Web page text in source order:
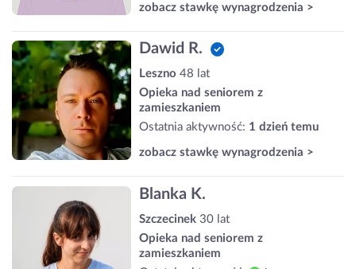
zobacz stawkę wynagrodzenia >
Dawid R.
Leszno 48 lat
Opieka nad seniorem z
zamieszkaniem
Ostatnia aktywność: 1 dzień temu
zobacz stawkę wynagrodzenia >
Blanka K.
Szczecinek 30 lat
Opieka nad seniorem z
zamieszkaniem